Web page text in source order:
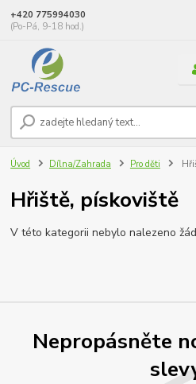
+420 775994030
(Po-Pá, 9-18 hod.)
Úvod Dílna/Zahrada Pro děti
Hřiště, pískoviště
V této kategorii nebylo nalezeno
Nepropásněte